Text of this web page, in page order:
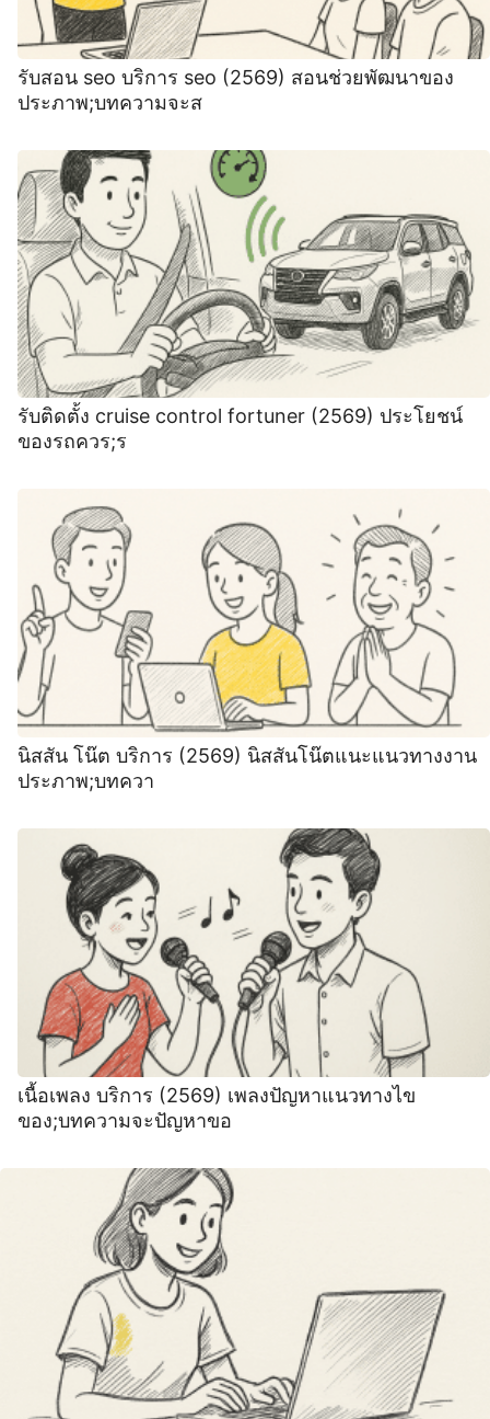
รับสอน seo บริการ seo (2569) สอนช่วยพัฒนาของ
ประภาพ;บทความจะส
รับติดตั้ง cruise control fortuner (2569) ประโยชน์
ของรถควร;ร
นิสสัน โน๊ต บริการ (2569) นิสสันโน๊ตแนะแนวทางงาน
ประภาพ;บทควา
เนื้อเพลง บริการ (2569) เพลงปัญหาแนวทางไข
ของ;บทความจะปัญหาขอ